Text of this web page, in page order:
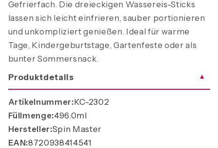
Gefrierfach. Die dreieckigen Wassereis-Sticks
lassen sich leicht einfrieren, sauber portionieren
und unkompliziert genießen. Ideal für warme
Tage, Kindergeburtstage, Gartenfeste oder als
bunter Sommersnack.
Produktdetails
▼
Artikelnummer:KC-2302
Füllmenge:496.0ml
Hersteller:Spin Master
EAN:8720938414541